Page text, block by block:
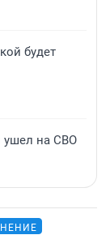
будет
ушел на СВО